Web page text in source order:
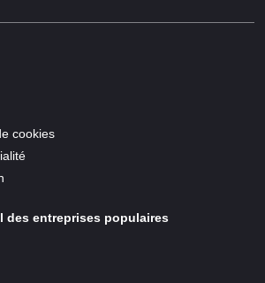
cookies
des entreprises populaires